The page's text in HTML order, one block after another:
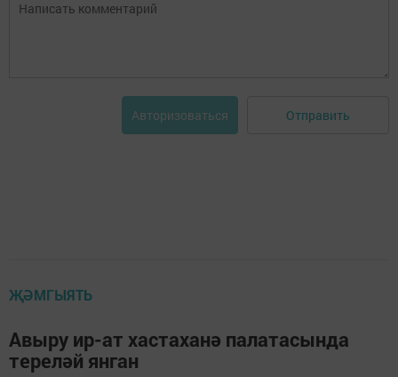
Авторизоваться Отправить
ҖӘМГЫЯТЬ
Авыру ир-ат хастаханә палатасында
тереләй янган